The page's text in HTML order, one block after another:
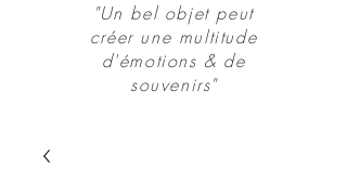
"Un bel objet peut
créer une multitude
d'émotions & de
souvenirs"